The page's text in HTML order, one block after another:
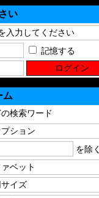
い
記憶する
ム
検索ワード
を除く